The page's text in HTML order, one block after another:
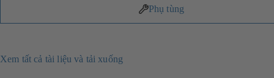
Phụ tùng
Xem tất cả tài liệu và tải xuống